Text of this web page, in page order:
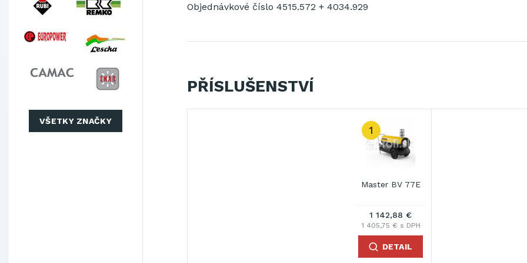
VŠETKY ZNAČKY
Objednávkové číslo 4515.572 + 4034.929
PŘÍSLUŠENSTVÍ
1
Master BV 77E
1 142,88 €
1 405,75 € s DPH
DETAIL